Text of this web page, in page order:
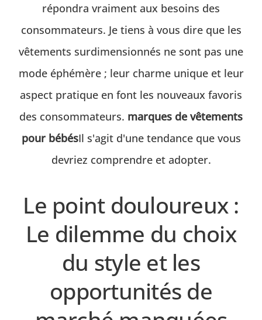
répondra vraiment aux besoins des
consommateurs. Je tiens à vous dire que les
vêtements surdimensionnés ne sont pas une
mode éphémère ; leur charme unique et leur
aspect pratique en font les nouveaux favoris
des consommateurs. marques de vêtements
pour bébésIl s'agit d'une tendance que vous
devriez comprendre et adopter.
Le point douloureux :
Le dilemme du choix
du style et les
opportunités de